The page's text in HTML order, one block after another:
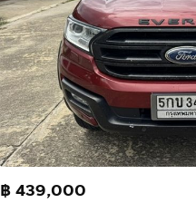
฿ 439,000